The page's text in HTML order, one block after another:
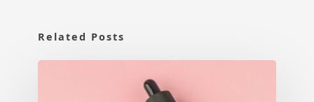
Related Posts